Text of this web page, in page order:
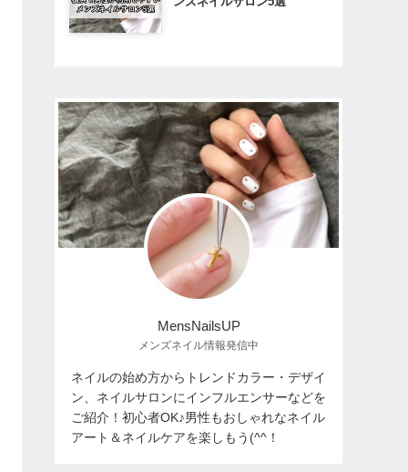
MensNailsUP
メンズネイル情報発信中
ネイルの始め方からトレンドカラー・デザイ
ン、ネイルサロンにインフルエンサーなどを
ご紹介！初心者OK♪男性もおしゃれなネイル
アート＆ネイルケアを楽しもう(^^！